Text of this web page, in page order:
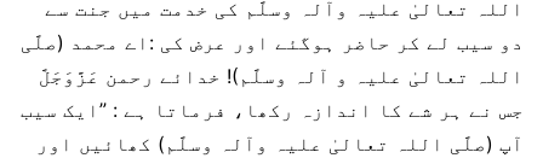
اللہ تعالیٰ علیہ وآلہ وسلَّم کی خدمت میں جنت سے
دو سیب لے کر حاضر ہوگئے اور عرض کی :اے محمد (صلَّی
اللہ تعالیٰ علیہ و آلہ وسلَّم)! خدائے رحمن عَزَّوَجَلَّ
جس نے ہر شے کا اندازہ رکھا، فرماتا ہے : ”ایک سیب
آپ (صلَّی اللہ تعالیٰ علیہ وآلہ وسلَّم) کھائیں اور